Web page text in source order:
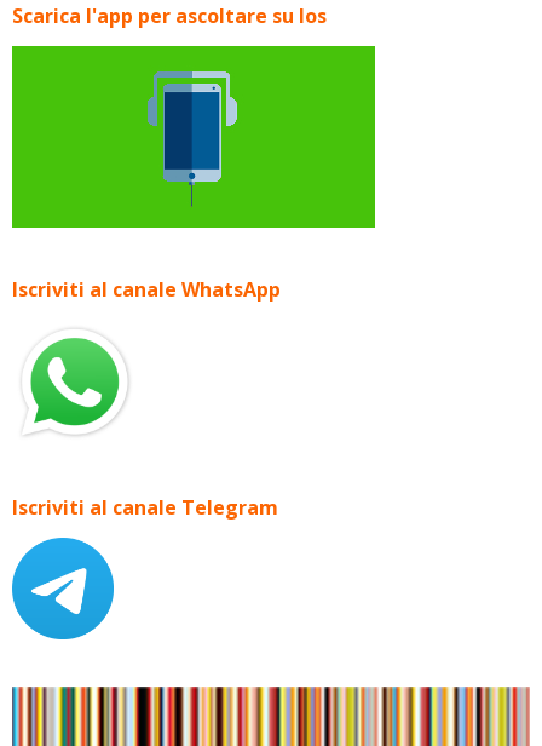
Scarica l'app per ascoltare su Ios
Iscriviti al canale WhatsApp
Iscriviti al canale Telegram